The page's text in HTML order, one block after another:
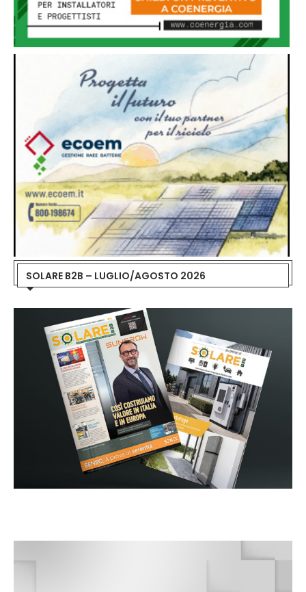
SOLARE B2B – LUGLIO/AGOSTO 2026